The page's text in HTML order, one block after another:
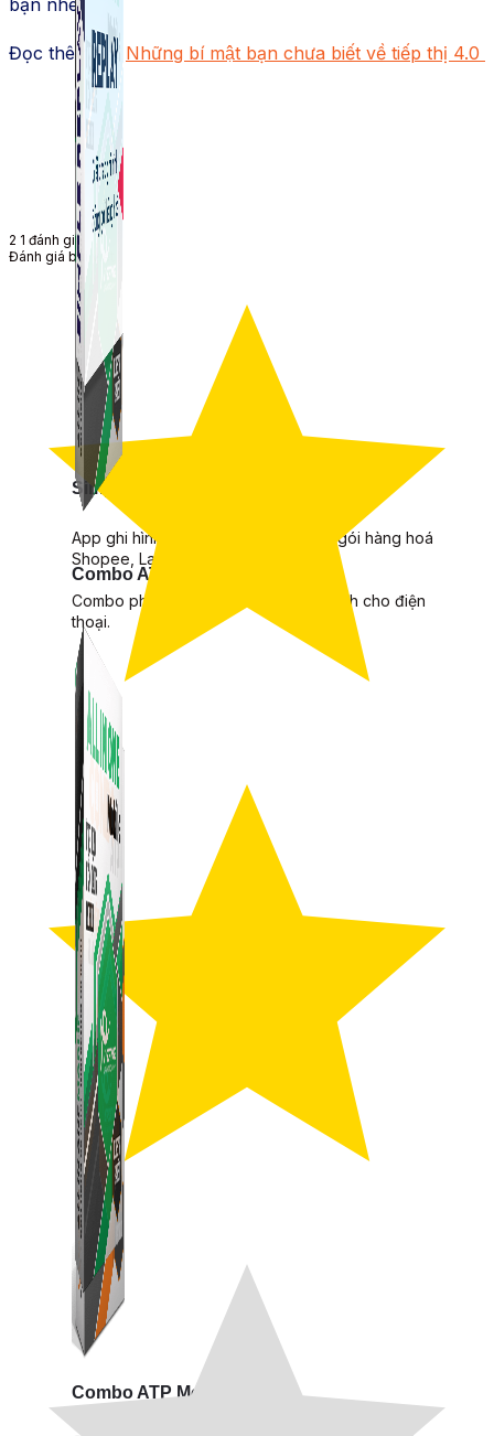
Combo ATP Mobile
Combo phần mềm mềm Marketing dành cho điện
thoại.
Simple Replay
App ghi hình tự động quy trình đóng gói hàng hoá
Shopee, Lazada, Tiktokshop
Combo ATP Mobile
Đọc thêm về: Những bí mật bạn chưa biết về tiếp thị 4.0
2 1 đánh giá
Đánh giá bài viết